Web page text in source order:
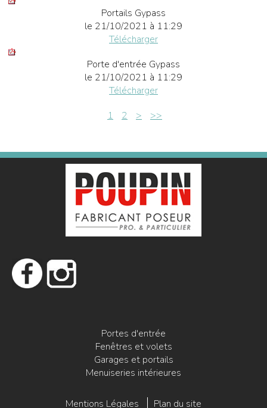
Portails Gypass
le 21/10/2021 à 11:29
Télécharger
Porte d'entrée Gypass
le 21/10/2021 à 11:29
Télécharger
1
2 > >>
Portes d'entrée
Fenêtres et volets
Garages et portails
Menuiseries intérieures
Mentions Légales Plan du site